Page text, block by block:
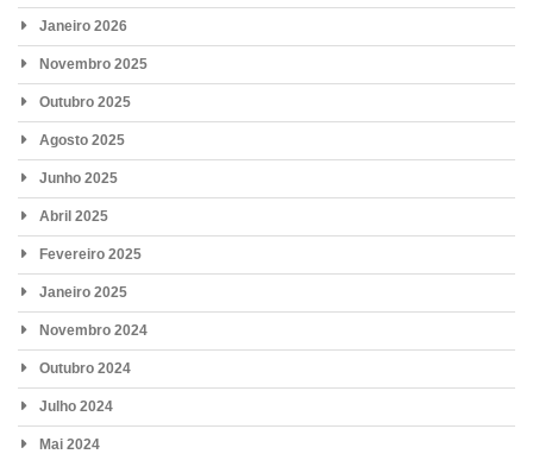
Janeiro 2026
Novembro 2025
Outubro 2025
Agosto 2025
Junho 2025
Abril 2025
Fevereiro 2025
Janeiro 2025
Novembro 2024
Outubro 2024
Julho 2024
Mai 2024